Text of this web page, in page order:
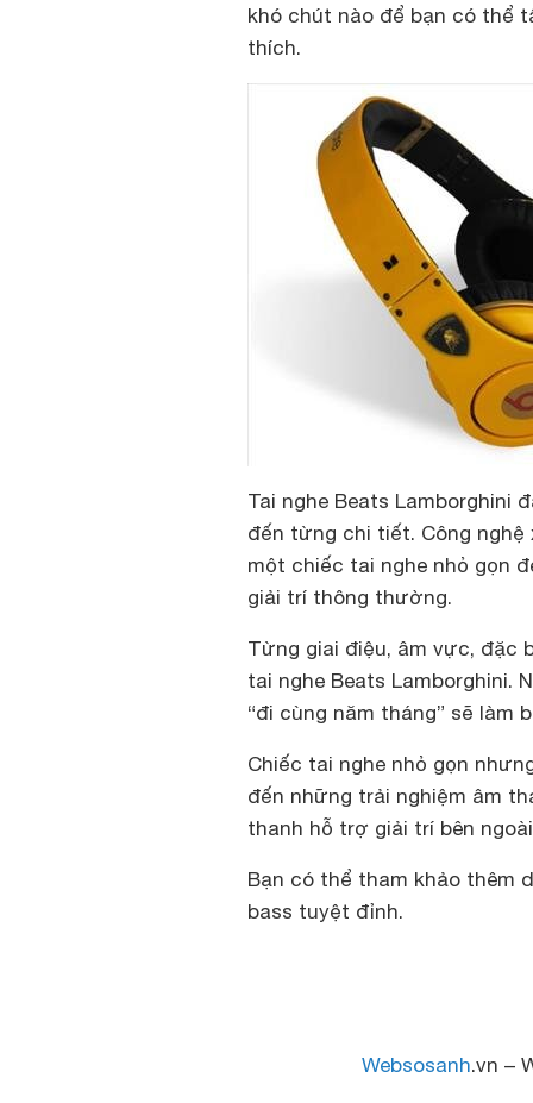
khó chút nào để bạn có thể
thích.
Tai nghe Beats Lamborghini
đến từng chi tiết. Công
một chiếc tai nghe nhỏ gọn
giải trí thông thường.
Từng giai điệu, âm vực, đặc
tai nghe Beats Lamborghini.
“đi cùng năm tháng” sẽ làm
Chiếc tai nghe nhỏ gọn
đến những trải nghiệm âm
thanh hỗ trợ giải trí bên
Bạn có thể tham khảo thêm
bass tuyệt đỉnh.
Websosanh.vn –